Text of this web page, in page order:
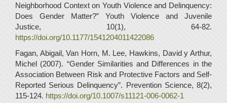
Neighborhood Context on Youth Violence and Delinquency:
Does Gender Matter?” Youth Violence and Juvenile
Justice, 10(1), 64-82.
https://doi.org/10.1177/1541204011422086
Fagan, Abigail, Van Horn, M. Lee, Hawkins, David y Arthur,
Michel (2007). “Gender Similarities and Differences in the
Association Between Risk and Protective Factors and Self-
Reported Serious Delinquency”. Prevention Science, 8(2),
115-124. https://doi.org/10.1007/s11121-006-0062-1